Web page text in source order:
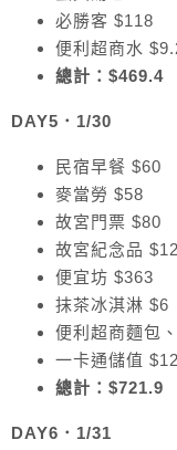
必勝客 $118
便利超商水
總計：$469.4
DAY5．1/30
民宿早餐 $60
麥當勞 $58
故宮門票 $80
故宮紀念品
便宜坊 $363
抹茶冰淇淋 $6
便利超商麵包
一卡通儲值 $12
總計：$721.9
DAY6． 1/31